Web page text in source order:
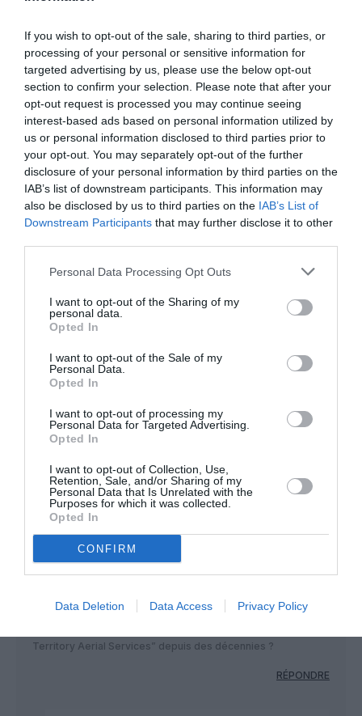
If you wish to opt-out of the sale, sharing to third parties, or
processing of your personal or sensitive information for
targeted advertising by us, please use the below opt-out
section to confirm your selection. Please note that after your
opt-out request is processed you may continue seeing
interest-based ads based on personal information utilized by
us or personal information disclosed to third parties prior to
your opt-out. You may separately opt-out of the further
disclosure of your personal information by third parties on the
IAB’s list of downstream participants. This information may
also be disclosed by us to third parties on the IAB’s List of
Downstream Participants that may further disclose it to other
Personal Data Processing Opt Outs
I want to opt-out of the Sharing of my
personal data.
Opted In
I want to opt-out of the Sale of my
Personal Data.
Opted In
I want to opt-out of processing my
Personal Data for Targeted Advertising.
Opted In
I want to opt-out of Collection, Use,
Retention, Sale, and/or Sharing of my
Personal Data that Is Unrelated with the
Purposes for which it was collected.
Opted In
CONFIRM
Data Deletion Data Access Privacy Policy
RÉPONDRE
a commenté :
29 juillet 2016 - 16 h
29 min
Pas d’accident mortel depuis 1951, donc 65 ans et
non pas 80 ans
RÉPONDRE
Tout simplement parce que, comme pour beaucoup
de major, le hub de Dubai lui donne un accès – au
travers de EK – à un réseau largement plus
important que ce qui était possible à Singapour.
De plus, Qantas étant en code-share avec EK sur
toutes les routes entre Dubai et l’Australie, elle
optimise largement sa couverture réseau sur son
de ventes sur les avions de son partenaire.
de revenir dans les chiffres noirs.
RÉPONDRE
Yana commenté :
29 juillet 2016 - 23 h 35
Pourquoi les commentateurs écrivent ils “Quantas” au lieu de
Territory Aerial Services” depuis des décennies ?
RÉPONDRE